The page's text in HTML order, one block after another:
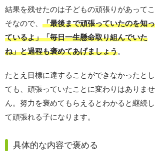
結果を残せたのは子どもの頑張りがあってこ
そなので、 「最後まで頑張っていたのを知っ
ているよ」「毎日一生懸命取り組んでいた
ね」と過程も褒めてあげましょう。
たとえ目標に達することができなかったとし
ても、頑張っていたことに変わりはありませ
ん。努力を褒めてもらえるとわかると継続し
て頑張れる子になります。
具体的な内容で褒める